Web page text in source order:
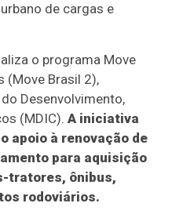
de cargas e
o programa Move
(Move Brasil 2),
Desenvolvimento,
(MDIC).A iniciativa
apoio à renovação de
para aquisição
tratores, ônibus,
rodoviários.